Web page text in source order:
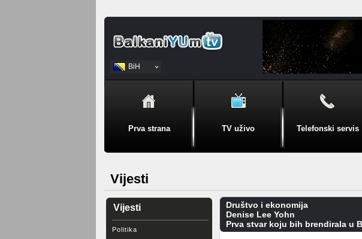
BiH
Srpski
Prva strana TV uživo Telefonski servis
Vijesti
Vijesti
Politika
Društvo i ekonomija
Denise Lee Yohn
Prva stvar koju bih brendirala u